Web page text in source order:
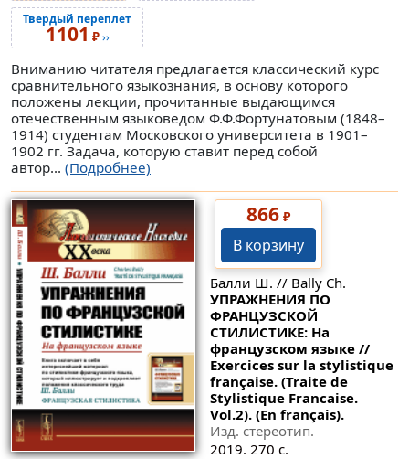
Твердый переплет
1101 ₽››
Вниманию читателя предлагается классический курс
сравнительного языкознания, в основу которого
положены лекции, прочитанные выдающимся
отечественным языковедом Ф.Ф.Фортунатовым (1848–
1914) студентам Московского университета в 1901–
1902 гг. Задача, которую ставит перед собой
автор... (Подробнее)
866₽
В корзину
Балли Ш. // Bally Ch.
УПРАЖНЕНИЯ ПО
ФРАНЦУЗСКОЙ
СТИЛИСТИКЕ: На
французском языке //
Exercices sur la stylistique
française. (Traite de
Stylistique Francaise.
Vol.2). (En français).
Изд. стереотип.
2019. 270 с.